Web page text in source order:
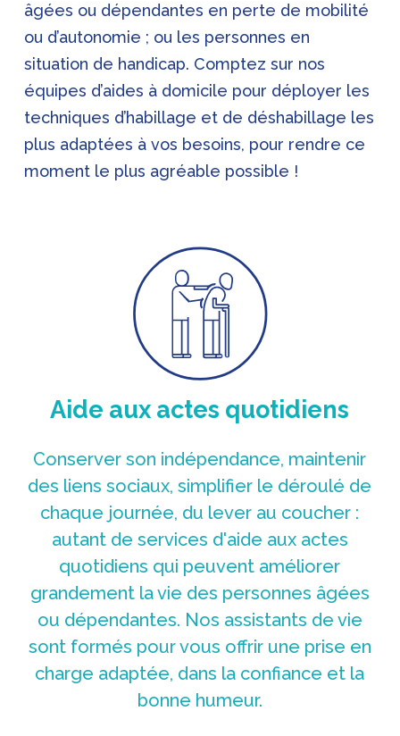
âgées ou dépendantes en perte de mobilité
ou d’autonomie ; ou les personnes en
situation de handicap. Comptez sur nos
équipes d’aides à domicile pour déployer les
techniques d’habillage et de déshabillage les
plus adaptées à vos besoins, pour rendre ce
moment le plus agréable possible !
Aide aux actes quotidiens
Conserver son indépendance, maintenir
des liens sociaux, simplifier le déroulé de
chaque journée, du lever au coucher :
autant de services d'aide aux actes
quotidiens qui peuvent améliorer
grandement la vie des personnes âgées
ou dépendantes. Nos assistants de vie
sont formés pour vous offrir une prise en
charge adaptée, dans la confiance et la
bonne humeur.